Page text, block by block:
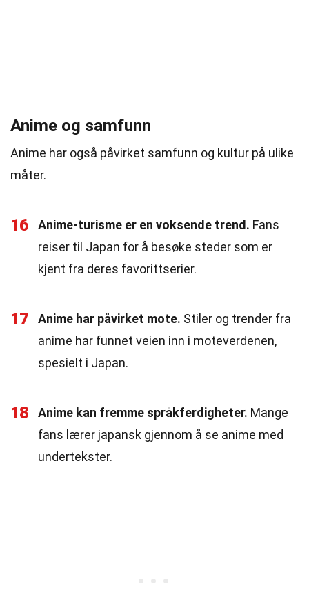
Anime og samfunn
Anime har også påvirket samfunn og kultur på ulike
måter.
16 Anime-turisme er en voksende trend. Fans
reiser til Japan for å besøke steder som er
kjent fra deres favorittserier.
17 Anime har påvirket mote. Stiler og trender fra
anime har funnet veien inn i moteverdenen,
spesielt i Japan.
18 Anime kan fremme språkferdigheter. Mange
fans lærer japansk gjennom å se anime med
undertekster.